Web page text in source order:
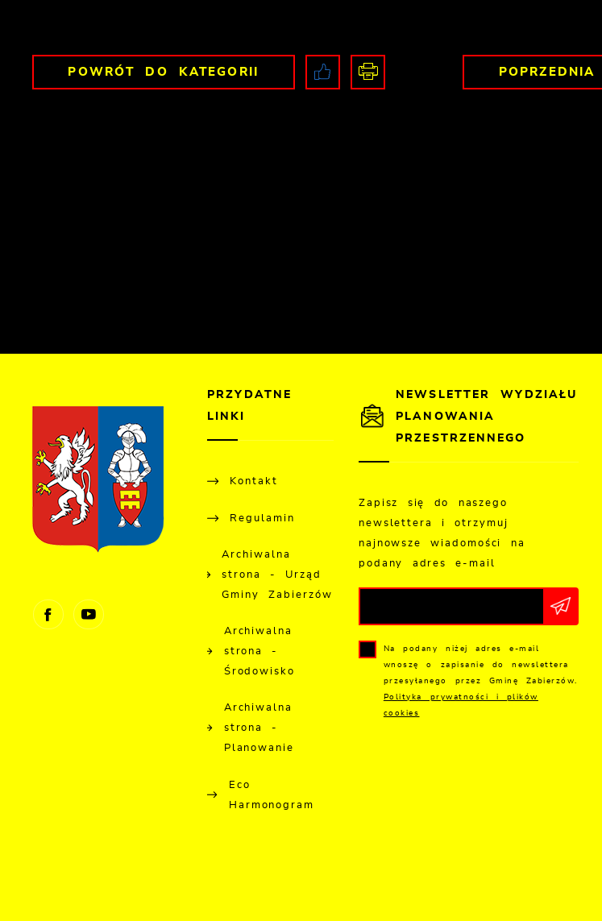
POWRÓT DO KATEGORII POPRZEDNIA
PRZYDATNE
LINKI
Kontakt
Regulamin
Archiwalna
strona - Urząd
Gminy Zabierzów
Archiwalna
strona -
Środowisko
Archiwalna
strona -
Planowanie
Eco
Harmonogram
NEWSLETTER WYDZIAŁU
PLANOWANIA
PRZESTRZENNEGO
Zapisz się do naszego
newslettera i otrzymuj
najnowsze wiadomości na
podany adres e-mail
Na podany niżej adres e-mail
wnoszę o zapisanie do newslettera
przesyłanego przez Gminę Zabierzów.
Polityka prywatności i plików
cookies